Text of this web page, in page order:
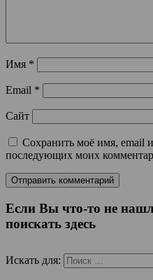
Имя *
Email *
Сайт
Сохранить моё имя, email и
последующих моих
Если Вы что-то не
поискать здесь
Искать для: